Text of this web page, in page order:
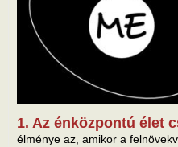
1. Az énközpontú élet
élménye az, amikor a